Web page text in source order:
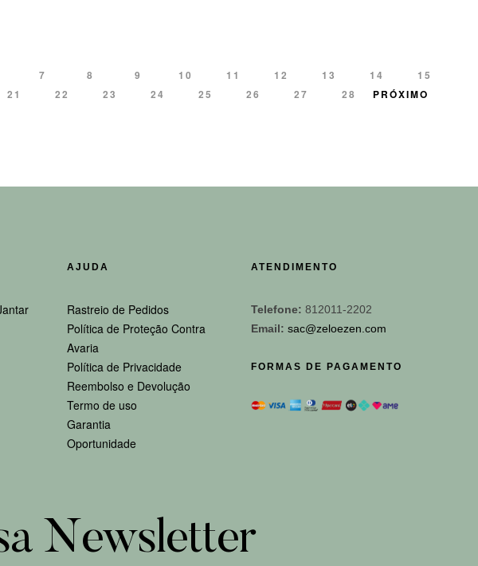
7 8 9 10 11 12 13 14
15
21 22 23 24 25 26 27 28 PRÓXIMO
AJUDA
Rastreio de Pedidos
Política de Proteção Contra
Avaria
Política de Privacidade
Reembolso e Devolução
Termo de uso
Garantia
Oportunidade
ATENDIMENTO
Telefone: 812011-2202
Email: sac@zeloezen.com
FORMAS DE PAGAMENTO
Newsletter